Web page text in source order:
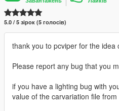
5.0 / 5 зірок (5 голосів)
thank you to pcviper for the idea
Please report any bug that you
if you have a lighting bug with
value of the carvariation file